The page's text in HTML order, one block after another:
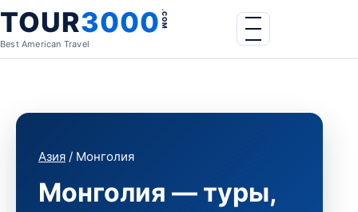
Skip to content
TOUR3000.COM
Best American Travel
Menu
Азия / Монголия
Монголия — туры,